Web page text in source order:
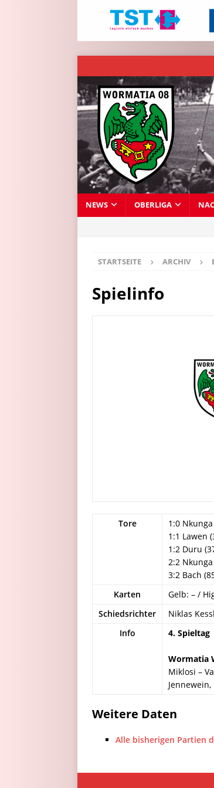
NEWS OBERLIGA
STARTSEITE ARCHIV
Spielinfo
Tore
1:0
1:1 Lawen
1:2 Duru
2:2 Nkunga
3:2 Bach
Karten
Gelb: – /
Schiedsrichter
Niklas
Info
4. Spieltag
Wormatia
Miklosi –
Weitere Daten
Alle bisherigen Partien